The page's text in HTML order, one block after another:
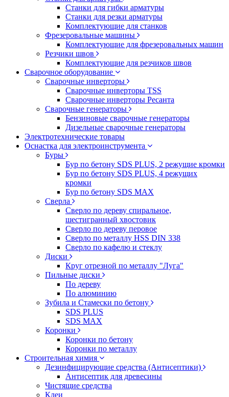
Станки для гибки арматуры
Станки для резки арматуры
Комплектующие для станков
Фрезеровальные машины
Комплектующие для фрезеровальных машин
Резчики швов
Комплектующие для резчиков швов
Сварочное оборудование
Сварочные инверторы
Сварочные инверторы TSS
Сварочные инверторы Ресанта
Сварочные генераторы
Бензиновые сварочные генераторы
Дизельные сварочные генераторы
Электротехнические товары
Оснастка для электроинструмента
Буры
Бур по бетону SDS PLUS, 2 режущие кромки
Бур по бетону SDS PLUS, 4 режущих
кромки
Бур по бетону SDS MAX
Сверла
Сверло по дереву спиральное,
шестигранный хвостовик
Сверло по дереву перовое
Сверло по металлу HSS DIN 338
Сверло по кафелю и стеклу
Диски
Круг отрезной по металлу "Луга"
Пильные диски
По дереву
По алюминию
Зубила и Стамески по бетону
SDS PLUS
SDS MAX
Коронки
Коронки по бетону
Коронки по металлу
Строительная химия
Дезинфицирующие средства (Антисептики)
Антисептик для древесины
Чистящие средства
Клеи